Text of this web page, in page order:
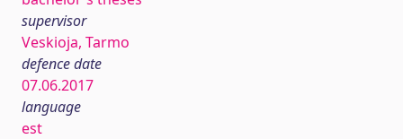
supervisor
Veskioja, Tarmo
defence date
07.06.2017
language
est